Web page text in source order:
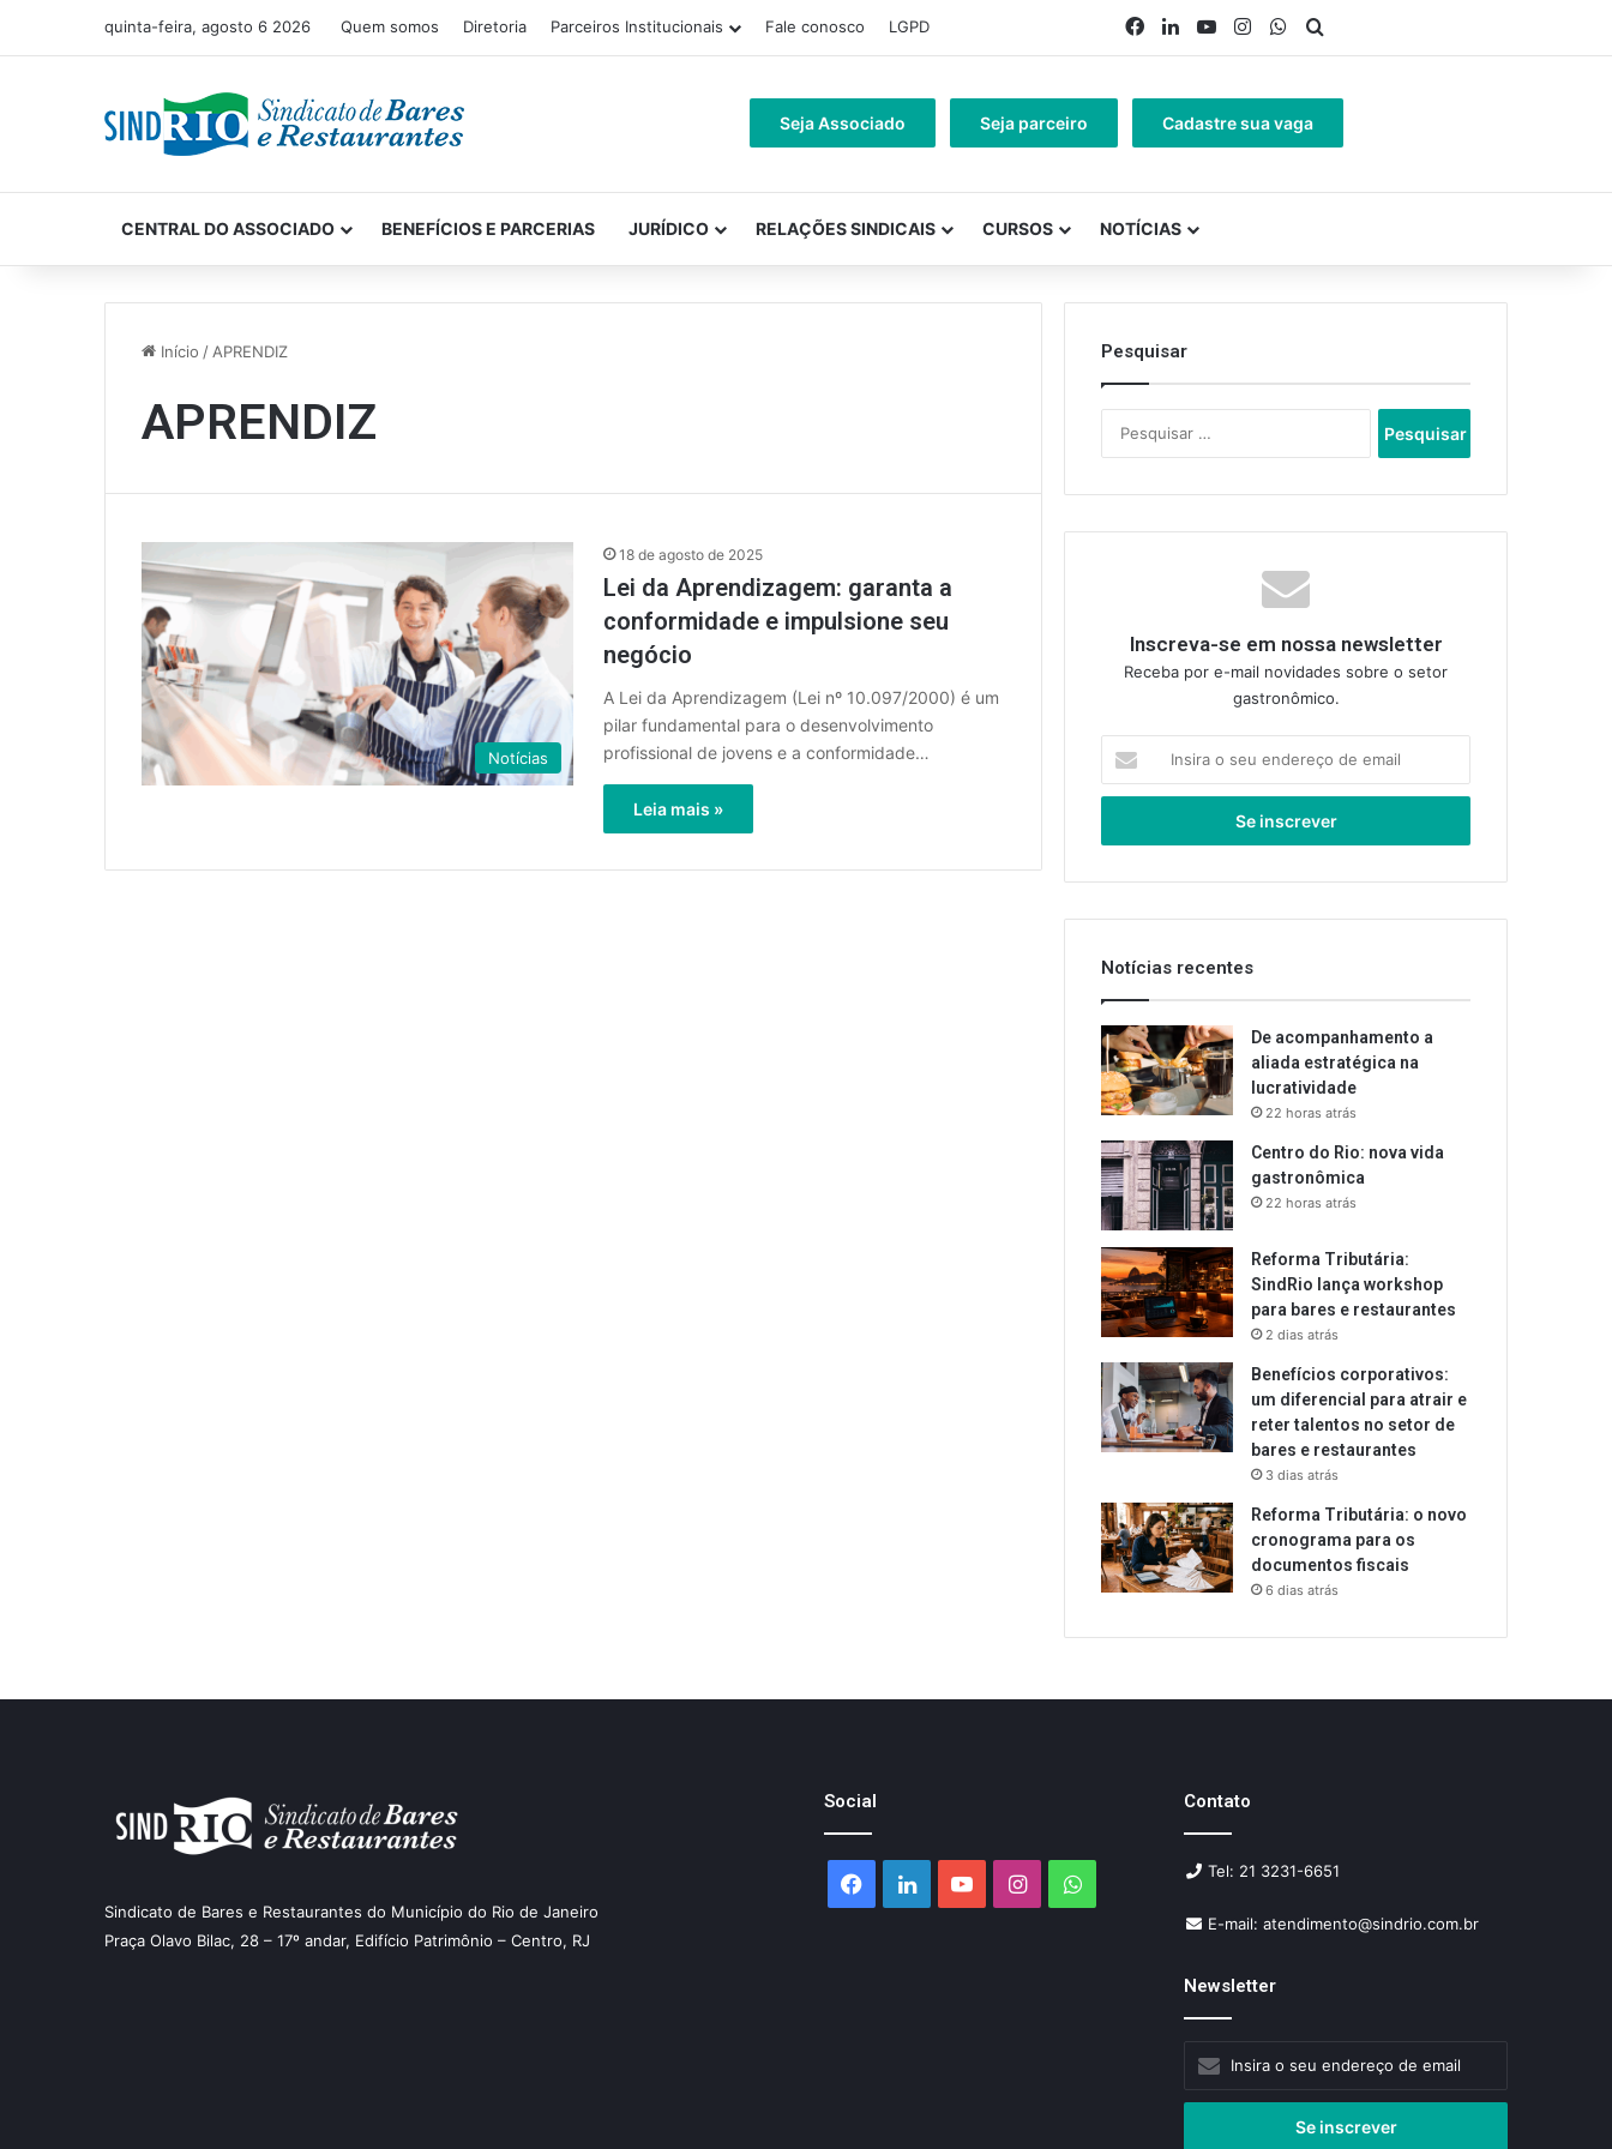
quinta-feira, agosto 6 2026 Quem somos Diretoria Parceiros Institucionais Fale conosco LGPD Facebook
LinkedinYouTubeInstagramWhatsApp
Seja Associado Seja parceiro Cadastre sua vaga
CENTRAL DO ASSOCIADO BENEFÍCIOS E PARCERIAS JURÍDICO RELAÇÕES SINDICAIS CURSOS NOTÍCIAS
Início / APRENDIZ
APRENDIZ
Notícias
18 de agosto de 2025
Lei da Aprendizagem: garanta a
conformidade e impulsione seu
negócio
A Lei da Aprendizagem (Lei nº 10.097/2000) é um
pilar fundamental para o desenvolvimento
profissional de jovens e a conformidade…
Leia mais »
Pesquisar
por:
Inscreva-se em nossa newsletter
Receba por e-mail novidades sobre o setor
gastronômico.
seu
de
Notícias recentes
De acompanhamento a
aliada estratégica na
lucratividade
22 horas atrás
Centro do Rio: nova vida
gastronômica
22 horas atrás
Reforma Tributária:
SindRio lança workshop
para bares e restaurantes
2 dias atrás
Benefícios corporativos:
um diferencial para atrair e
reter talentos no setor de
bares e restaurantes
3 dias atrás
Reforma Tributária: o novo
cronograma para os
documentos fiscais
6 dias atrás
Sindicato de Bares e Restaurantes do Município do Rio de Janeiro
Praça Olavo Bilac, 28 – 17º andar, Edifício Patrimônio – Centro, RJ
Social
Facebook
LinkedinYouTubeInstagramWhatsApp
Contato
Tel: 21 3231-6651
E-mail: atendimento@sindrio.com.br
Newsletter
seu